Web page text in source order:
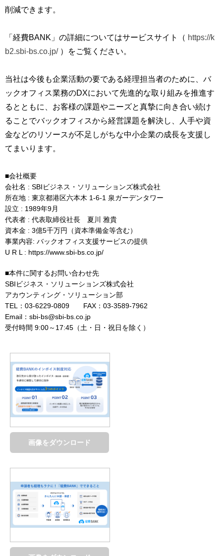
削減できます。
「経費BANK」の詳細についてはサービスサイト（ https://k
b2.sbi-bs.co.jp/）をご覧ください。
当社は今後も企業活動の要である経理担当者のために、バ
ックオフィス業務のDXにおいて先進的な取り組みを推進す
るとともに、お客様の課題やニーズと真摯に向き合い続け
ることでバックオフィスから経営課題を解決し、人手や資
金などのリソースが不足しがちな中小企業の成長を支援し
てまいります。
■会社概要
会社名 : SBIビジネス・ソリューションズ株式会社
所在地 : 東京都港区六本木 1-6-1 泉ガーデンタワー
設立 : 1989年9月
代表者 : 代表取締役社長 夏川 雅貴
資本金 : 3億5千万円（資本準備金等含む）
事業内容: バックオフィス支援サービスの提供
U R L : https://www.sbi-bs.co.jp/
■本件に関するお問い合わせ先
SBIビジネス・ソリューションズ株式会社
アカウンティング・ソリューション部
TEL：03-6229-0809 FAX：03-3589-7962
Email：sbi-bs@sbi-bs.co.jp
受付時間 9:00～17:45（土・日・祝日を除く）
画像をダウンロード